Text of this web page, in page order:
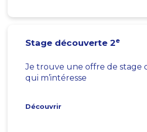
Stage découverte 2e
Je trouve une offre de stage
qui m’intéresse
Découvrir